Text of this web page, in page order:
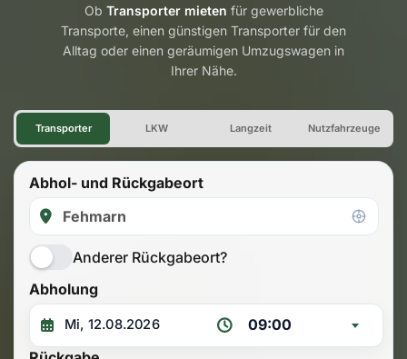
Ob Transporter mieten für gewerbliche
Transporte, einen günstigen Transporter für den
Alltag oder einen geräumigen Umzugswagen in
Ihrer Nähe.
Transporter Vermietung
Transporter LKW Langzeit Nutzfahrzeuge
Abhol- und Rückgabeort
Anderer Rückgabeort?
Abholung
09:00